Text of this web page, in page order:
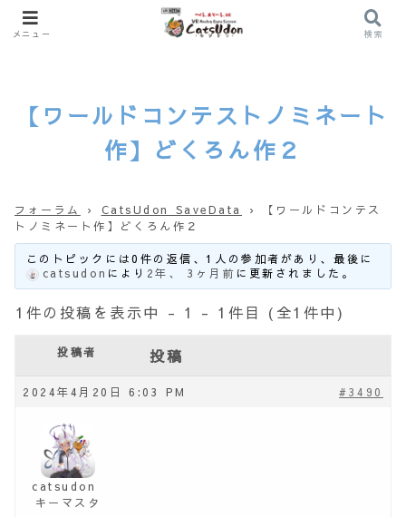
【ワールドコンテストノミネート
作】どくろん作２
フォーラム › CatsUdon SaveData ›
【ワールドコンテス
トノミネート作】どくろん作２
このトピックには0件の返信、1人の参加者があり、最後に
catsudon により 2年、 3ヶ月前 に更新されました。
1件の投稿を表示中 - 1 - 1件目 (全1件中)
投稿者 投稿
2024年4月20日 6:03 PM #3490
catsudon
キーマスタ
メニュー 検索